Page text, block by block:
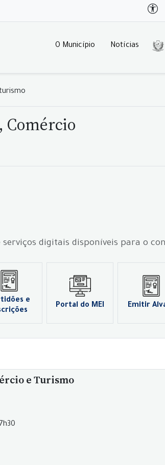
O Município Notícias
Comércio
digitais disponíveis para o
e
Portal do MEI Emitir
e Turismo